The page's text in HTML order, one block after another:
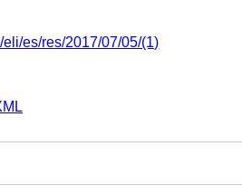
eli/es/res/2017/07/05/(1)